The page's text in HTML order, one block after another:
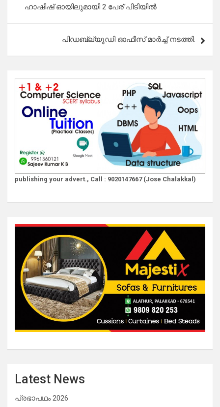
ഹാഷിഷ് ഓയിലുമായി 2 പേര് പിടിയിൽ
പിഡബ്ല്യുഡി ഓഫീസ് മാർച്ച് നടത്തി.
publishing your advert., Call : 9020147667 (Jose Chalakkal)
Latest News
പ്രഭാപഥം 2026